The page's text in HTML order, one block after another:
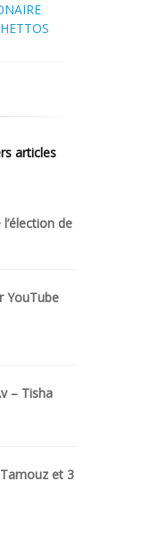
articles
de
YouTube
– Tisha
et 3